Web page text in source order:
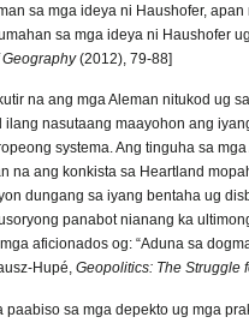
sa mga ideya ni Haushofer,
sa mga ideya ni Haushofer
(2012), 79-88]
na ang mga Aleman nitukod ug
ilang nasutaang maayohon ang
systema. Ang tinguha sa
na ang konkista sa Heartland
dungang sa iyang bentaha ug
panabot nianang ka
aficionados og: “Aduna sa
Hupé, Geopolitics: The Struggle
sa mga depekto ug mga